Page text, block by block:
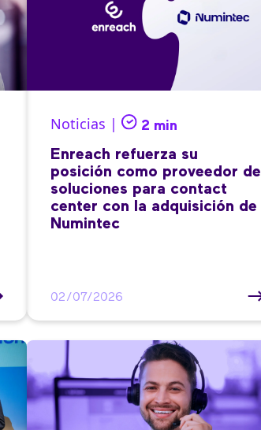
Noticias | 2 min
Enreach refuerza su
posición como proveedor de
soluciones para contact
center con la adquisición de
Numintec
02/07/2026